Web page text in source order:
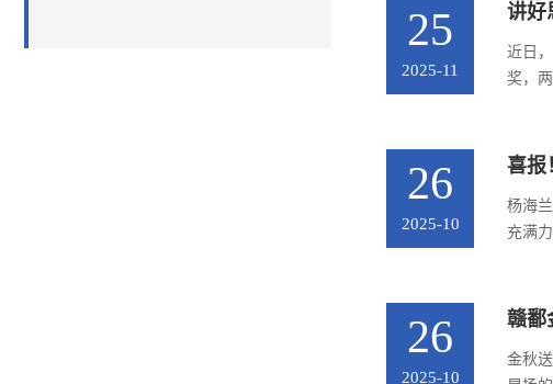
25
2025-11
讲好
近日
26
2025-10
喜报
杨海
充满
26
2025-10
赣鄱
金秋